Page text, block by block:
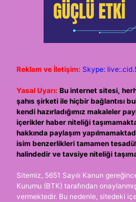
Reklam ve İletişim: Skype:
Yasal Uyarı: Bu internet sitesi,
şahıs şirketi ile hiçbir bağlantısı
kendi hazırladığımız makaleler
içerikler haber niteliği
hakkında paylaşım
isim benzerlikleri tamamen
halindedir ve tavsiye niteliği
Sitemiz, 5651 Sayılı Kanun
Kurumu (BTK) tarafından
vermektedir. Bu nedenle, sitedeki